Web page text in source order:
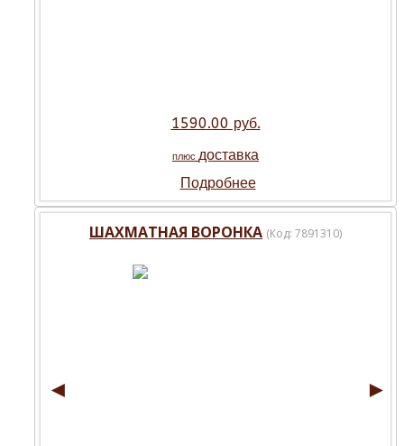
1590.00 руб.
плюс доставка
Подробнее
ШАХМАТНАЯ ВОРОНКА (Код: 7891310)
◄ ►